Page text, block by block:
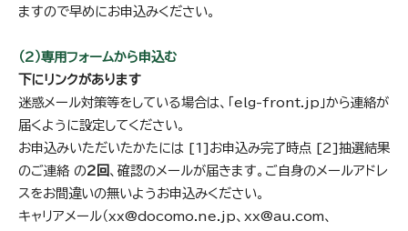
ますので早めにお申込みください。
（2）専用フォームから申込む
下にリンクがあります
迷惑メール対策等をしている場合は、「elg-front.jp」から連絡が
届くように設定してください。
お申込みいただいたかたには [1]お申込み完了時点 [2]抽選結果
のご連絡 の2回 、確認のメールが届きます。ご自身のメールアドレ
スをお間違いの無いようお申込みください。
キャリアメール（xx@docomo.ne.jp、xx@au.com、